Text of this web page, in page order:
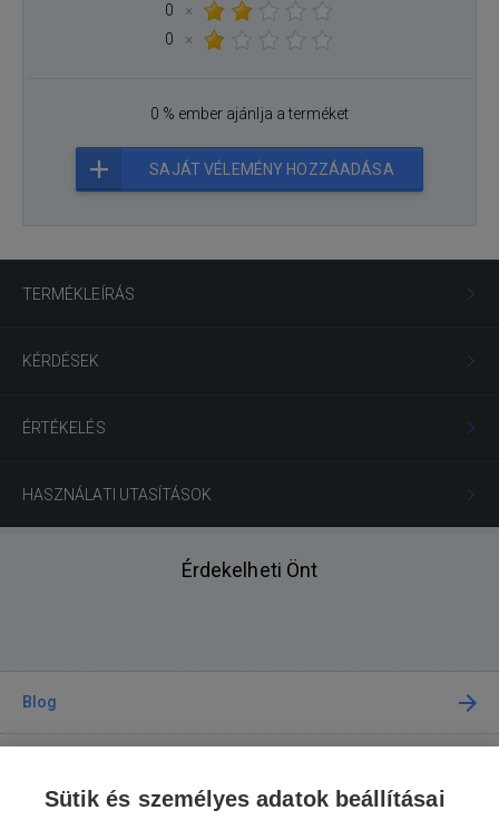
TERMÉKLEÍRÁS
KÉRDÉSEK
ÉRTÉKELÉS
HASZNÁLATI UTASÍTÁSOK
0
×
0
×
0 % ember ajánlja a terméket
SAJÁT VÉLEMÉNY HOZZÁADÁSA
Érdekelheti Önt
Blog
Sütik és személyes adatok beállításai